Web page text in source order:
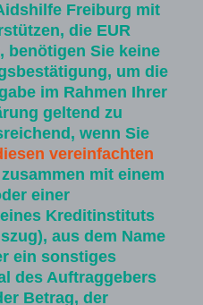
Freiburg mit
die EUR
benötigen Sie keine
um die
im Rahmen Ihrer
geltend zu
wenn Sie
vereinfachten
zusammen mit einem
einer
Kreditinstituts
aus dem Name
ein sonstiges
des Auftraggebers
Betrag, der